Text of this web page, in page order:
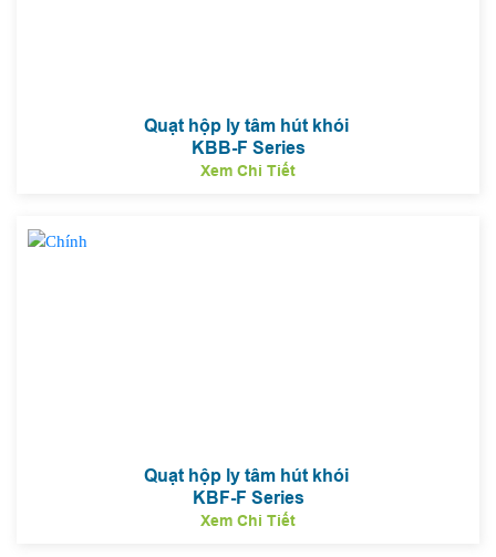
Quạt hộp ly tâm hút khói
KBB-F Series
Xem Chi Tiết
Quạt hộp ly tâm hút khói
KBF-F Series
Xem Chi Tiết